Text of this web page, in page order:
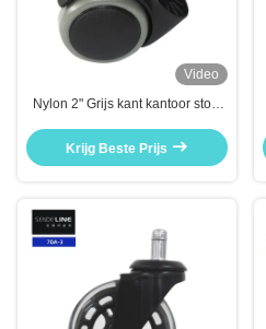
Video
Nylon 2" Grijs kant kantoor stoel
50mm Diameter
Krijg Beste Prijs